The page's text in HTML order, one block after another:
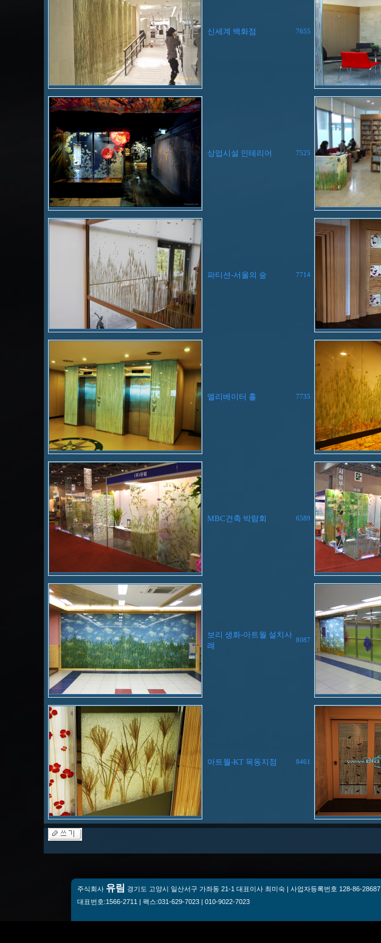
신세계 백화점 7655
상업시설 인테리어 7525
파티션-서울의 숲 7714
엘리베이터 홀 7735
MBC건축 박람회 6589
보리 생화-아트월 설치사
례
8087
아트월-KT 목동지점 8461
주식회사 유림 경기도 고양시 일산서구 가좌동 21-1 대표이사 최미숙 | 사업자등록번호 128-86-28687
대표번호:1566-2711 | 팩스:031-629-7023 | 010-9022-7023